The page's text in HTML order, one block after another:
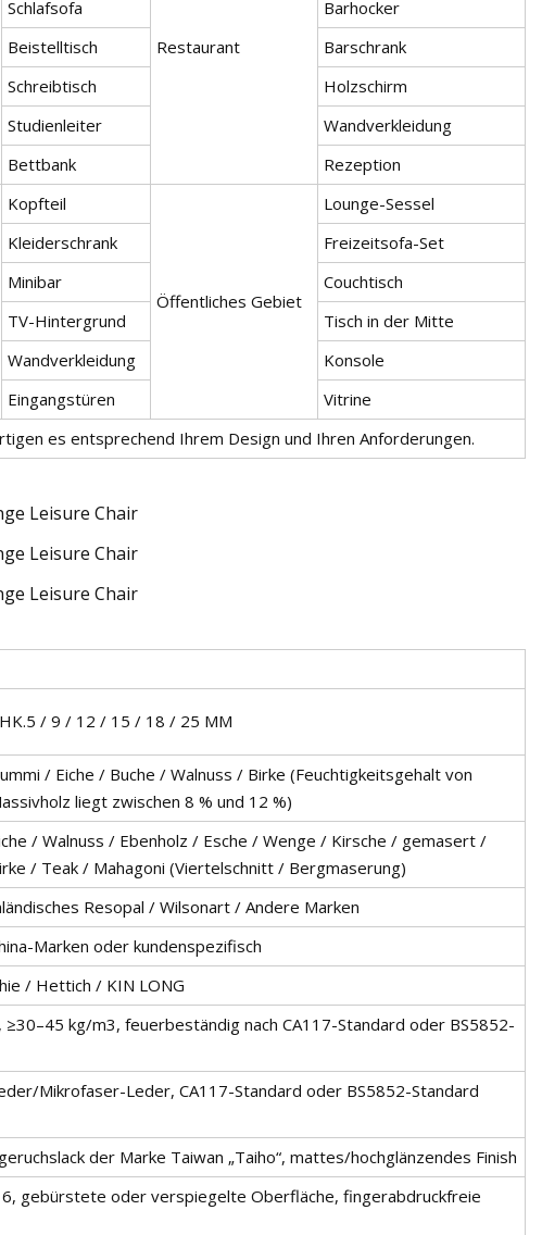
Restaurant
Schlafsofa
Barhocker
Beistelltisch
Barschrank
Schreibtisch
Holzschirm
Studienleiter
Wandverkleidung
Bettbank
Rezeption
Kopfteil
Öffentliches Gebiet
Lounge-Sessel
Kleiderschrank
Freizeitsofa-Set
Minibar
Couchtisch
TV-Hintergrund
Tisch in der Mitte
Wandverkleidung
Konsole
Eingangstüren
Vitrine
es entsprechend Ihrem Design und Ihren Anforderungen.
/ 9 / 12 / 15 / 18 / 25 MM
/ Eiche / Buche / Walnuss / Birke (Feuchtigkeitsgehalt von
liegt zwischen 8 % und 12 %)
/ Walnuss / Ebenholz / Esche / Wenge / Kirsche / gemasert /
/ Teak / Mahagoni (Viertelschnitt / Bergmaserung)
Resopal / Wilsonart / Andere Marken
Marken oder kundenspezifisch
/ Hettich / KIN LONG
kg/m3, feuerbeständig nach CA117-Standard oder BS5852-
Mikrofaser-Leder, CA117-Standard oder BS5852-Standard
der Marke Taiwan „Taiho“, mattes/hochglänzendes Finish
gebürstete oder verspiegelte Oberfläche, fingerabdruckfreie